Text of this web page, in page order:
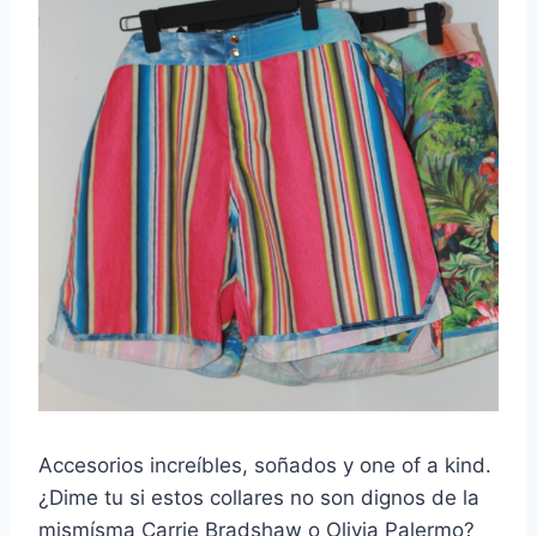
Accesorios increíbles, soñados y one of a kind.
¿Dime tu si estos collares no son dignos de la
mismísma Carrie Bradshaw o Olivia Palermo?